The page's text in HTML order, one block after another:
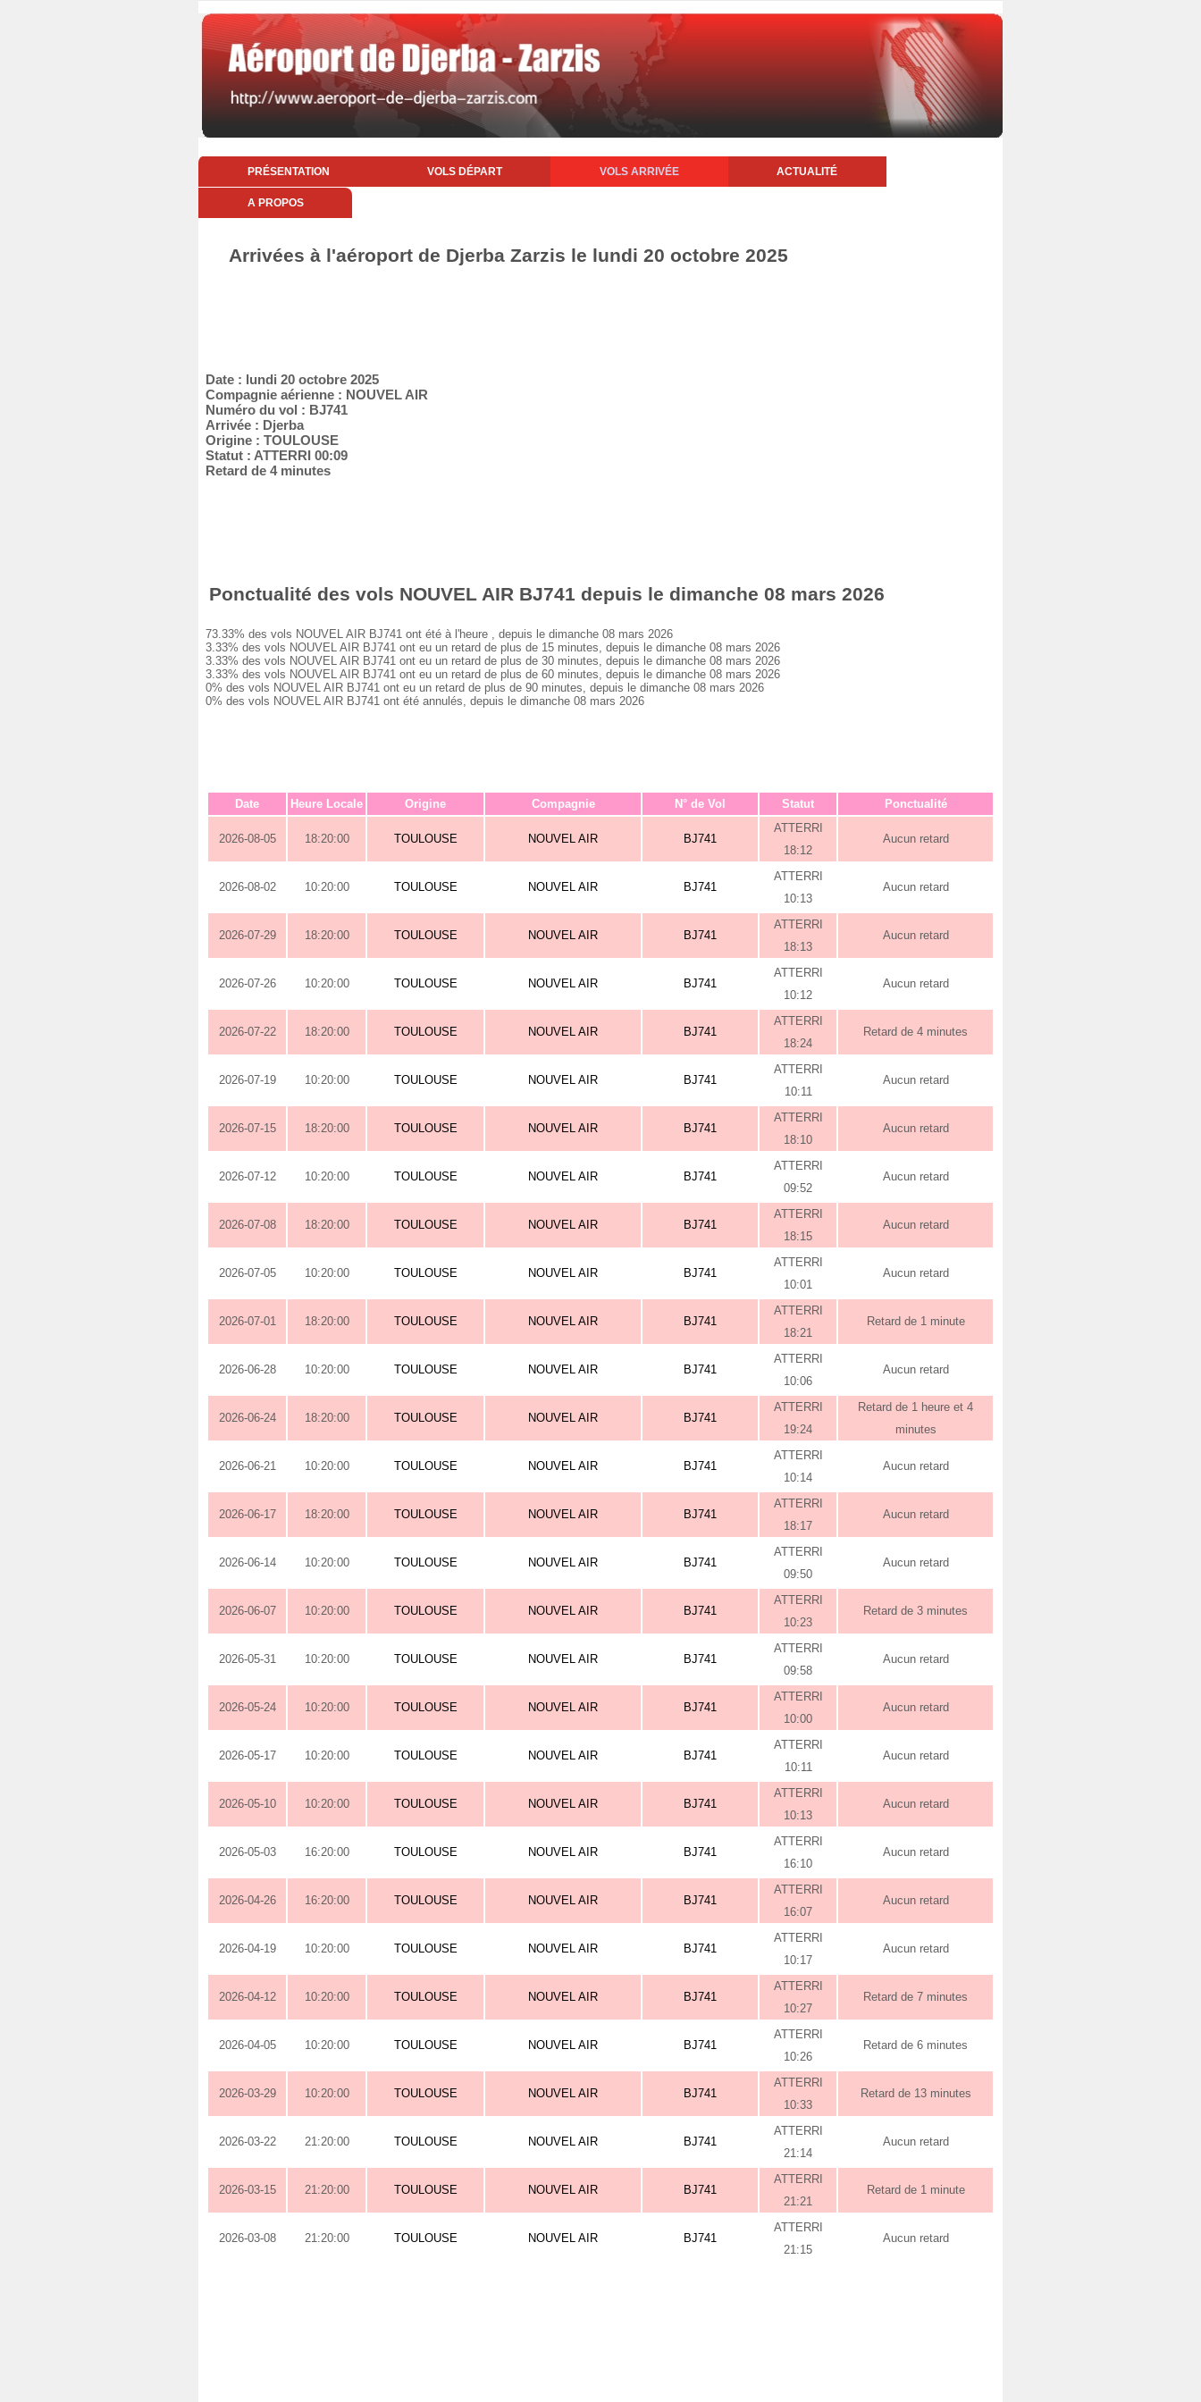
PRÉSENTATION VOLS DÉPART VOLS ARRIVÉE ACTUALITÉ
A PROPOS
Arrivées à l'aéroport de Djerba Zarzis le lundi 20 octobre 2025
Date : lundi 20 octobre 2025
Compagnie aérienne : NOUVEL AIR
Numéro du vol : BJ741
Arrivée : Djerba
Origine : TOULOUSE
Statut : ATTERRI 00:09
Retard de 4 minutes
Ponctualité des vols NOUVEL AIR BJ741 depuis le dimanche 08 mars 2026
73.33% des vols NOUVEL AIR BJ741 ont été à l'heure , depuis le dimanche 08 mars 2026
3.33% des vols NOUVEL AIR BJ741 ont eu un retard de plus de 15 minutes, depuis le dimanche 08 mars 2026
3.33% des vols NOUVEL AIR BJ741 ont eu un retard de plus de 30 minutes, depuis le dimanche 08 mars 2026
3.33% des vols NOUVEL AIR BJ741 ont eu un retard de plus de 60 minutes, depuis le dimanche 08 mars 2026
0% des vols NOUVEL AIR BJ741 ont eu un retard de plus de 90 minutes, depuis le dimanche 08 mars 2026
0% des vols NOUVEL AIR BJ741 ont été annulés, depuis le dimanche 08 mars 2026
Date Heure Locale Origine Compagnie N° de Vol Statut Ponctualité
2026-08-05 18:20:00 TOULOUSE NOUVEL AIR BJ741
ATTERRI
18:12
Aucun retard
2026-08-02 10:20:00 TOULOUSE NOUVEL AIR BJ741
ATTERRI
10:13
Aucun retard
2026-07-29 18:20:00 TOULOUSE NOUVEL AIR BJ741
ATTERRI
18:13
Aucun retard
2026-07-26 10:20:00 TOULOUSE NOUVEL AIR BJ741
ATTERRI
10:12
Aucun retard
2026-07-22 18:20:00 TOULOUSE NOUVEL AIR BJ741
ATTERRI
18:24
Retard de 4 minutes
2026-07-19 10:20:00 TOULOUSE NOUVEL AIR BJ741
ATTERRI
10:11
Aucun retard
2026-07-15 18:20:00 TOULOUSE NOUVEL AIR BJ741
ATTERRI
18:10
Aucun retard
2026-07-12 10:20:00 TOULOUSE NOUVEL AIR BJ741
ATTERRI
09:52
Aucun retard
2026-07-08 18:20:00 TOULOUSE NOUVEL AIR BJ741
ATTERRI
18:15
Aucun retard
2026-07-05 10:20:00 TOULOUSE NOUVEL AIR BJ741
ATTERRI
10:01
Aucun retard
2026-07-01 18:20:00 TOULOUSE NOUVEL AIR BJ741
ATTERRI
18:21
Retard de 1 minute
2026-06-28 10:20:00 TOULOUSE NOUVEL AIR BJ741
ATTERRI
10:06
Aucun retard
2026-06-24 18:20:00 TOULOUSE NOUVEL AIR BJ741
ATTERRI
19:24
Retard de 1 heure et 4
minutes
2026-06-21 10:20:00 TOULOUSE NOUVEL AIR BJ741
ATTERRI
10:14
Aucun retard
2026-06-17 18:20:00 TOULOUSE NOUVEL AIR BJ741
ATTERRI
18:17
Aucun retard
2026-06-14 10:20:00 TOULOUSE NOUVEL AIR BJ741
ATTERRI
09:50
Aucun retard
2026-06-07 10:20:00 TOULOUSE NOUVEL AIR BJ741
ATTERRI
10:23
Retard de 3 minutes
2026-05-31 10:20:00 TOULOUSE NOUVEL AIR BJ741
ATTERRI
09:58
Aucun retard
2026-05-24 10:20:00 TOULOUSE NOUVEL AIR BJ741
ATTERRI
10:00
Aucun retard
2026-05-17 10:20:00 TOULOUSE NOUVEL AIR BJ741
ATTERRI
10:11
Aucun retard
2026-05-10 10:20:00 TOULOUSE NOUVEL AIR BJ741
ATTERRI
10:13
Aucun retard
2026-05-03 16:20:00 TOULOUSE NOUVEL AIR BJ741
ATTERRI
16:10
Aucun retard
2026-04-26 16:20:00 TOULOUSE NOUVEL AIR BJ741
ATTERRI
16:07
Aucun retard
2026-04-19 10:20:00 TOULOUSE NOUVEL AIR BJ741
ATTERRI
10:17
Aucun retard
2026-04-12 10:20:00 TOULOUSE NOUVEL AIR BJ741
ATTERRI
10:27
Retard de 7 minutes
2026-04-05 10:20:00 TOULOUSE NOUVEL AIR BJ741
ATTERRI
10:26
Retard de 6 minutes
2026-03-29 10:20:00 TOULOUSE NOUVEL AIR BJ741
ATTERRI
10:33
Retard de 13 minutes
2026-03-22 21:20:00 TOULOUSE NOUVEL AIR BJ741
ATTERRI
21:14
Aucun retard
2026-03-15 21:20:00 TOULOUSE NOUVEL AIR BJ741
ATTERRI
21:21
Retard de 1 minute
2026-03-08 21:20:00 TOULOUSE NOUVEL AIR BJ741
ATTERRI
21:15
Aucun retard